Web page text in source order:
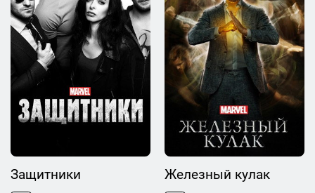
Защитники Железный кулак